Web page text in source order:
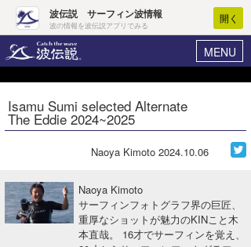
波伝説 サーフィン波情報
波の情報を波伝説アプリでみる
開く
MENU
ヘルプ マイホーム
ログイン
波情報･概況
WAVE HUNTER波予想ツール
Isamu Sumi selected Alternate
The Eddie 2024~2025
Naoya Kimoto 2024.10.06
Naoya Kimoto
サーフィンフォトグラフ界の巨匠、
重厚なショットが魅力のKINこと木
本直哉。 16才でサーフィンを覚え、
Core Surf Japan
アート＆エンタメ